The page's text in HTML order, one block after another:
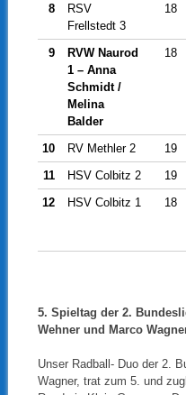
8
RSV
Frellstedt 3
18
9
RVW Naurod
1 – Anna
Schmidt /
Melina
Balder
18
10 RV Methler 2 19
11
HSV Colbitz 2 19
12
HSV Colbitz 1 18
5. Spieltag der 2.
Wehner und Marco
Unser Radball- Duo der 2.
Wagner, trat zum 5. und